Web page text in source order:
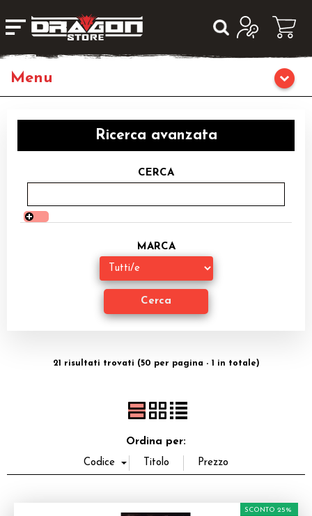
Giochi da Tavolo
Giochi di Ruolo
Editoria
Giochi di Carte Collezionabili
Accessori
Ricerca avanzata
CERCA
MARCA
21 risultati trovati (50 per pagina - 1 in totale)
Ordina per:
SCONTO 25%